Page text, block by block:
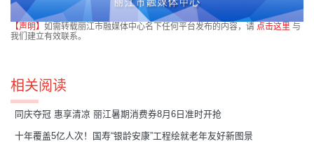
【声明】 如需转载丽江市融媒体中心名下任何平台发布的内容，请 点击这里 与
我们建立有效联系。
相关阅读
同庆夺冠 惠享清凉 丽江暑期消费券8月6日准时开抢
十年覆盖5亿人次！国寿“银龄安康”工程绘就老年友好新图景